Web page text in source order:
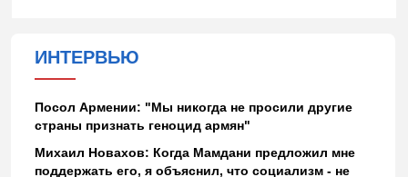
ИНТЕРВЬЮ
Посол Армении: "Мы никогда не просили другие
страны признать геноцид армян"
Михаил Новахов: Когда Мамдани предложил мне
поддержать его, я объяснил, что социализм - не